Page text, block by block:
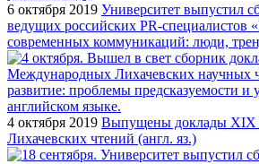
6 октября 2019 Университет выпустил
ведущих российских PR-специалистов
современных коммуникаций: люди,
4 октября 2019 Выпущены доклады
Лихачевских чтений (англ. яз.)